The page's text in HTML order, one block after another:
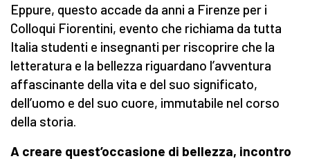
Eppure, questo accade da anni a Firenze per i
Colloqui Fiorentini, evento che richiama da tutta
Italia studenti e insegnanti per riscoprire che la
letteratura e la bellezza riguardano l’avventura
affascinante della vita e del suo significato,
dell’uomo e del suo cuore, immutabile nel corso
della storia.
A creare quest’occasione di bellezza, incontro